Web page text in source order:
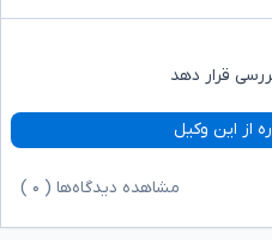
قرار دهد
از این وکیل
مشاهده دیدگاه‌ها ( ۰